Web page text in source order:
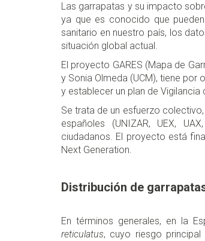
Las garrapatas y su impacto
ya que es conocido que
sanitario en nuestro país, los
situación global actual.
El proyecto GARES (Mapa de
y Sonia Olmeda (UCM), tiene
y establecer un plan de Vigilancia
Se trata de un esfuerzo
españoles (UNIZAR, UEX,
ciudadanos. El proyecto está
Next Generation.
Distribución de
En términos generales, en la
reticulatus, cuyo riesgo